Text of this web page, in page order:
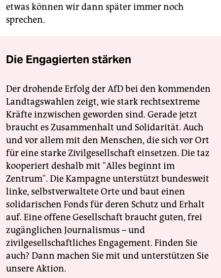
etwas können wir dann später immer noch
sprechen.
Die Engagierten stärken
Der drohende Erfolg der AfD bei den kommenden
Landtagswahlen zeigt, wie stark rechtsextreme
Kräfte inzwischen geworden sind. Gerade jetzt
braucht es Zusammenhalt und Solidarität. Auch
und vor allem mit den Menschen, die sich vor Ort
für eine starke Zivilgesellschaft einsetzen. Die taz
kooperiert deshalb mit "Alles beginnt im
Zentrum". Die Kampagne unterstützt bundesweit
linke, selbstverwaltete Orte und baut einen
solidarischen Fonds für deren Schutz und Erhalt
auf. Eine offene Gesellschaft braucht guten, frei
zugänglichen Journalismus – und
zivilgesellschaftliches Engagement. Finden Sie
auch? Dann machen Sie mit und unterstützen Sie
unsere Aktion.